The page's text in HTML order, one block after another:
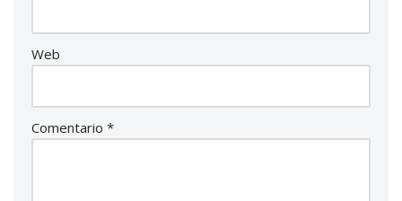
Web
Comentario *